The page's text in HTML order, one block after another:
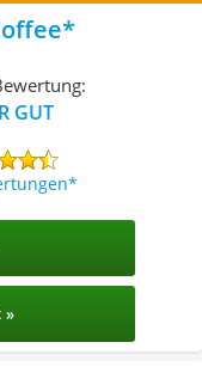
GUT
»